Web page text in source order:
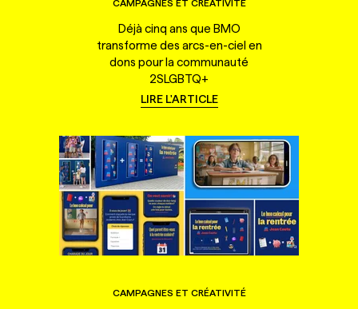
CAMPAGNES ET CRÉATIVITÉ
Déjà cinq ans que BMO
transforme des arcs-en-ciel en
dons pour la communauté
2SLGBTQ+
LIRE L'ARTICLE
CAMPAGNES ET CRÉATIVITÉ